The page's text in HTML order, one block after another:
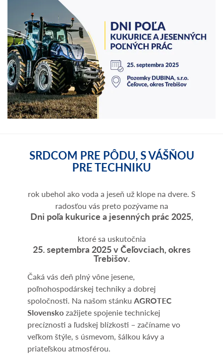
SRDCOM PRE PÔDU, S VÁŠŇOU
PRE TECHNIKU
rok ubehol ako voda a jeseň už klope na dvere. S
radosťou vás preto pozývame na
Dni poľa kukurice a jesenných prác 2025,
ktoré sa uskutočnia
25. septembra 2025 v Čeľovciach, okres
Trebišov.
Čaká vás deň plný vône jesene,
poľnohospodárskej techniky a dobrej
spoločnosti. Na našom stánku AGROTEC
Slovenskozažijete spojenie technickej
precíznosti a ľudskej blízkosti – začíname vo
veľkom štýle, s úsmevom, šálkou kávy a
priateľskou atmosférou.